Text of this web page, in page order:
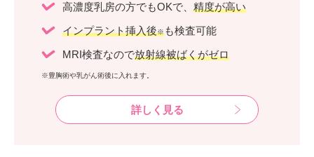
高濃度乳房の方でもOKで、 精度が高い
インプラント挿入後※ も検査可能
MRI検査なので放射線被ばくがゼロ
※豊胸術や乳がん術後に入れます。
詳しく見る